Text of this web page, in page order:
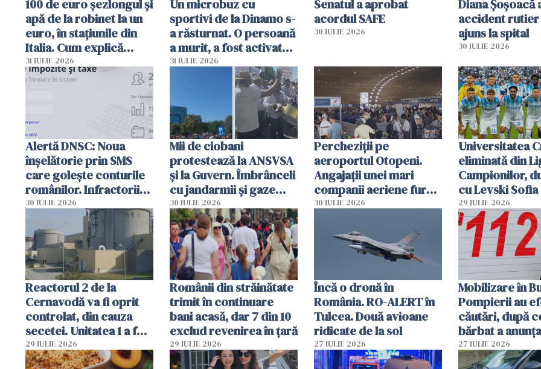
100 de euro șezlongul și
apă de la robinet la un
euro, în stațiunile din
Italia. Cum explică
autoritățile
31 IULIE 2026
Un microbuz cu
sportivi de la Dinamo s-
a răsturnat. O persoană
a murit, a fost activat
planul roșu de
31 IULIE 2026
Senatul a aprobat
acordul SAFE
30 IULIE 2026
Diana Șoșoacă
accident rutier
ajuns la spital
30 IULIE 2026
Alertă DNSC: Noua
înșelătorie prin SMS
care golește conturile
românilor. Infractorii
folosesc numele
Ghișeul.ro și al Poliției
Române
30 IULIE 2026
Mii de ciobani
protestează la ANSVSA
și la Guvern. Îmbrânceli
cu jandarmii și gaze
lacrimogene
30 IULIE 2026
Percheziții pe
aeroportul Otopeni.
Angajații unei mari
companii aeriene furau
parfumuri, ceasuri și
vânzării
30 IULIE 2026
Universitatea
eliminată din
Campionilor,
cu Levski Sofia
29 IULIE 2026
Reactorul 2 de la
Cernavodă va fi oprit
controlat, din cauza
secetei. Unitatea 1 a fost
deja oprită
29 IULIE 2026
Românii din străinătate
trimit în continuare
bani acasă, dar 7 din 10
exclud revenirea în țară
29 IULIE 2026
Încă o dronă în
România. RO-ALERT în
Tulcea. Două avioane
ridicate de la sol
27 IULIE 2026
Mobilizare în
Pompierii au
căutări, după
bărbat a
că a văzut un
luminos
27 IULIE 2026